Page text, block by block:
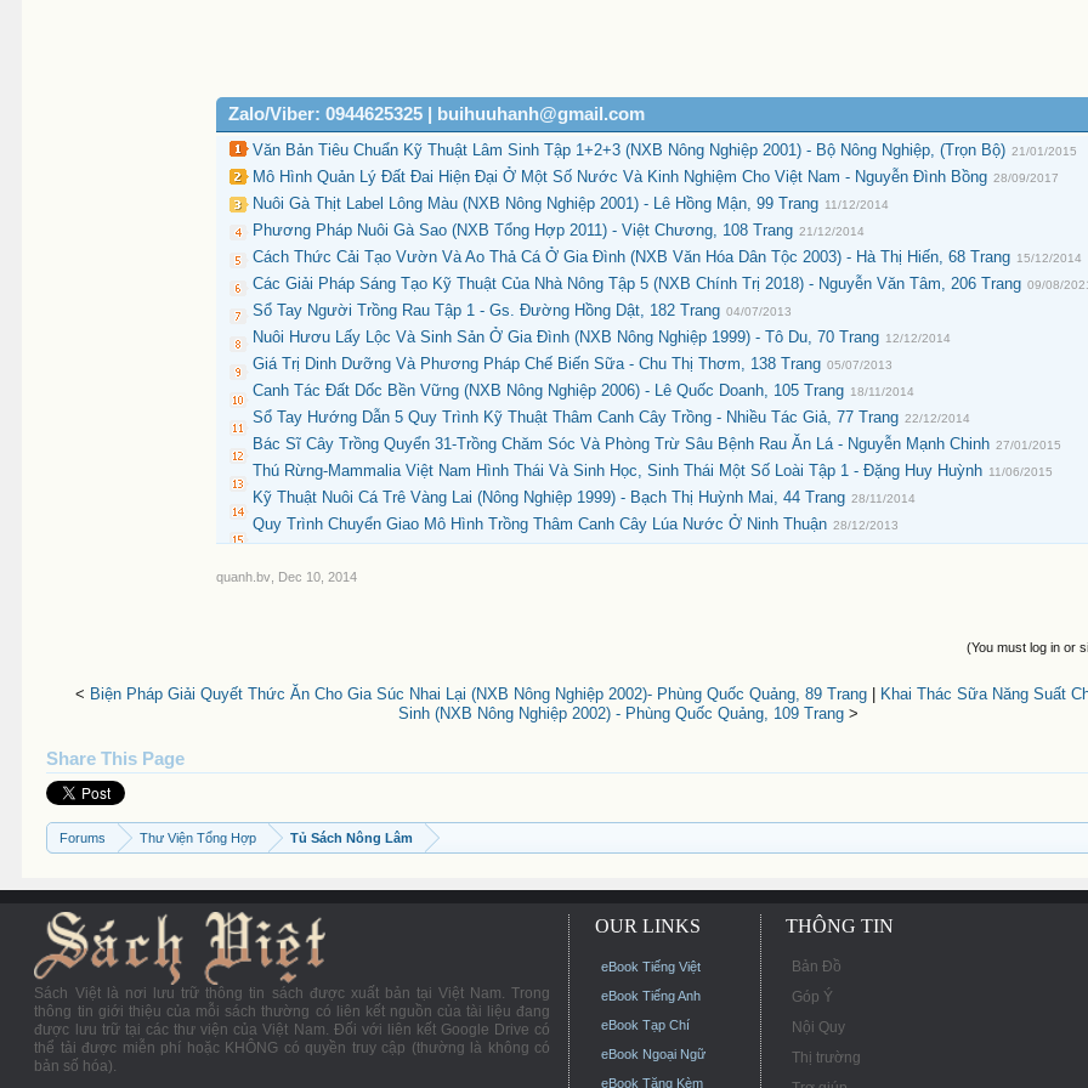
Zalo/Viber: 0944625325 | buihuuhanh@gmail.com
Văn Bản Tiêu Chuẩn Kỹ Thuật Lâm Sinh Tập 1+2+3 (NXB Nông Nghiệp 2001) - Bộ Nông Nghiệp, (Trọn Bộ) 21/01/2015
Mô Hình Quản Lý Đất Đai Hiện Đại Ở Một Số Nước Và Kinh Nghiệm Cho Việt Nam - Nguyễn Đình Bồng 28/09/2017
Nuôi Gà Thịt Label Lông Màu (NXB Nông Nghiệp 2001) - Lê Hồng Mận, 99 Trang 11/12/2014
Phương Pháp Nuôi Gà Sao (NXB Tổng Hợp 2011) - Việt Chương, 108 Trang 21/12/2014
Cách Thức Cải Tạo Vườn Và Ao Thả Cá Ở Gia Đình (NXB Văn Hóa Dân Tộc 2003) - Hà Thị Hiến, 68 Trang 15/12/2014
Các Giải Pháp Sáng Tạo Kỹ Thuật Của Nhà Nông Tập 5 (NXB Chính Trị 2018) - Nguyễn Văn Tâm, 206 Trang 09/08/
Sổ Tay Người Trồng Rau Tập 1 - Gs. Đường Hồng Dật, 182 Trang 04/07/2013
Nuôi Hươu Lấy Lộc Và Sinh Sản Ở Gia Đình (NXB Nông Nghiệp 1999) - Tô Du, 70 Trang 12/12/2014
Giá Trị Dinh Dưỡng Và Phương Pháp Chế Biến Sữa - Chu Thị Thơm, 138 Trang 05/07/2013
Canh Tác Đất Dốc Bền Vững (NXB Nông Nghiệp 2006) - Lê Quốc Doanh, 105 Trang 18/11/2014
Sổ Tay Hướng Dẫn 5 Quy Trình Kỹ Thuật Thâm Canh Cây Trồng - Nhiều Tác Giả, 77 Trang 22/12/2014
Bác Sĩ Cây Trồng Quyển 31-Trồng Chăm Sóc Và Phòng Trừ Sâu Bệnh Rau Ăn Lá - Nguyễn Mạnh Chinh 27/01/2015
Thú Rừng-Mammalia Việt Nam Hình Thái Và Sinh Học, Sinh Thái Một Số Loài Tập 1 - Đặng Huy Huỳnh 11/06/2015
Kỹ Thuật Nuôi Cá Trê Vàng Lai (Nông Nghiệp 1999) - Bạch Thị Huỳnh Mai, 44 Trang 28/11/2014
Quy Trình Chuyển Giao Mô Hình Trồng Thâm Canh Cây Lúa Nước Ở Ninh Thuận 28/12/2013
quanh.bv Dec 10, 2014
(You must log in or
< Biện Pháp Giải Quyết Thức Ăn Cho Gia Súc Nhai Lại (NXB Nông Nghiệp 2002)- Phùng Quốc Quảng, 89 Trang
Khai Thác Sữa Năng Suất
Sinh (NXB Nông Nghiệp 2002) - Phùng Quốc Quảng, 109 Trang>
Share This Page
Forums Thư Viện Tổng Hợp Tủ Sách Nông Lâm
Sách Việt là nơi lưu trữ thông tin sách được xuất bản tại Việt Nam. Trong
thông tin giới thiệu của mỗi sách thường có liên kết nguồn của tài liệu đang
được lưu trữ tại các thư viện của Việt Nam. Đối với liên kết Google Drive có
thể tải được miễn phí hoặc KHÔNG có quyền truy cập (thường là không có
bản số hóa).
OUR LINKS
eBook Tiếng Việt
eBook Tiếng Anh
eBook Tạp Chí
eBook Ngoại Ngữ
eBook Tặng Kèm
THÔNG TIN
Bản Đồ
Góp Ý
Nội Quy
Thị trường